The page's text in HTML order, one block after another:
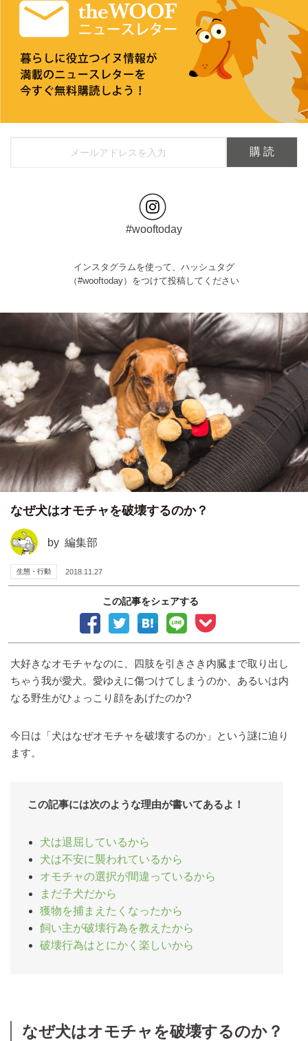
#wooftoday
インスタグラムを使って、ハッシュタグ
（#wooftoday）をつけて投稿してください
なぜ犬はオモチャを破壊するのか？
by 編集部
生態・行動 2018.11.27
この記事をシェアする
大好きなオモチャなのに、四肢を引きさき内臓まで取り出し
ちゃう我が愛犬。愛ゆえに傷つけてしまうのか、あるいは内
なる野生がひょっこり顔をあげたのか?
今日は「犬はなぜオモチャを破壊するのか」という謎に迫り
ます。
この記事には次のような理由が書いてあるよ！
犬は退屈しているから
犬は不安に襲われているから
オモチャの選択が間違っているから
まだ子犬だから
獲物を捕まえたくなったから
飼い主が破壊行為を教えたから
破壊行為はとにかく楽しいから
なぜ犬はオモチャを破壊するのか？